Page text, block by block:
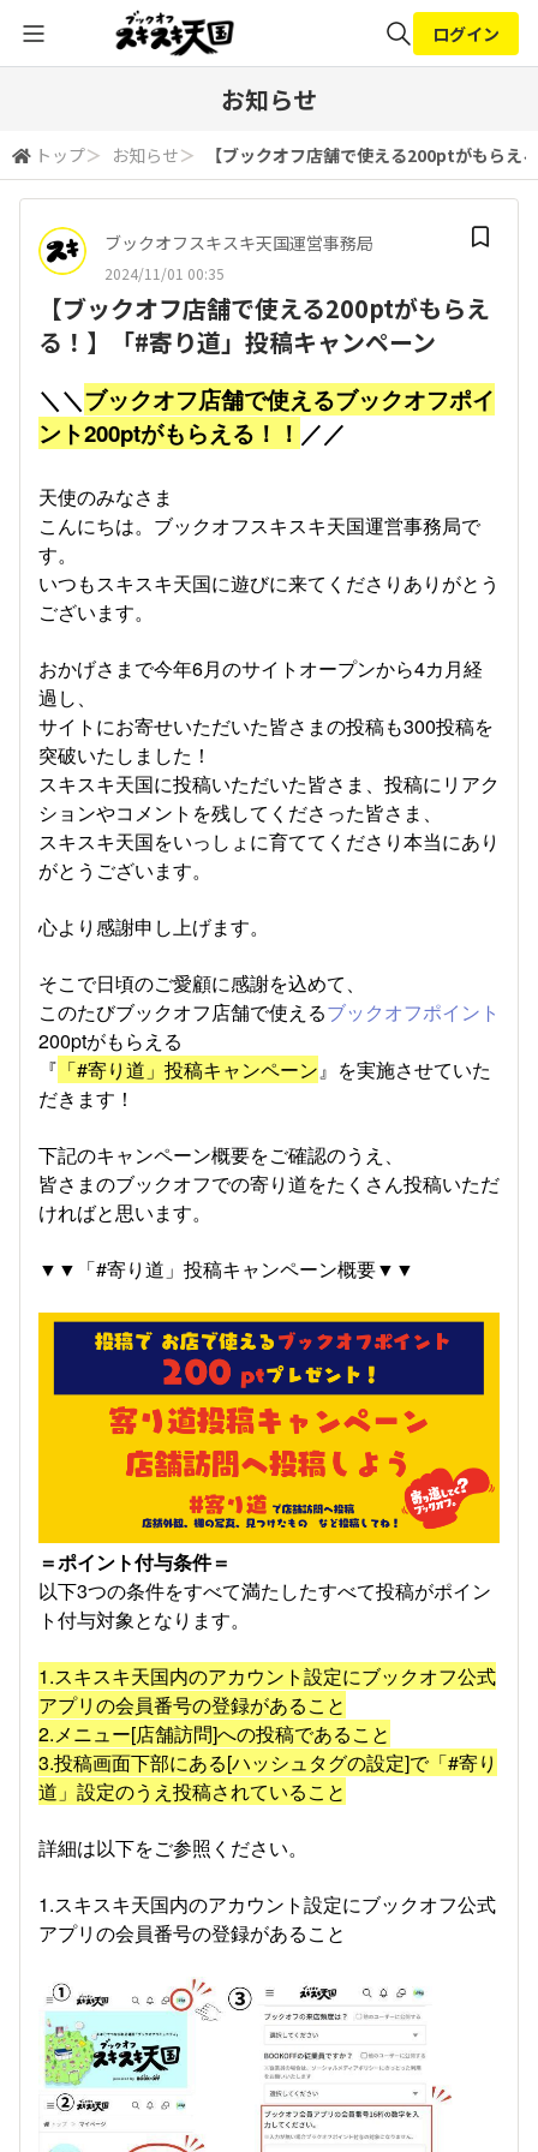
検索
ログイン
お知らせ
トップ＞ お知らせ＞ 【ブックオフ店舗で使える200ptがもらえ
ブックオフスキスキ天国運営事務局
2024/11/01 00:35
【ブックオフ店舗で使える200ptがもらえ
る！】「#寄り道」投稿キャンペーン
＼＼ブックオフ店舗で使えるブックオフポイ
ント200ptがもらえる！！ ／／
天使のみなさま
こんにちは。ブックオフスキスキ天国運営事務局で
す。
いつもスキスキ天国に遊びに来てくださりありがとう
ございます。
おかげさまで今年6月のサイトオープンから4カ月経
過し、
サイトにお寄せいただいた皆さまの投稿も300投稿を
突破いたしました！
スキスキ天国に投稿いただいた皆さま、投稿にリアク
ションやコメントを残してくださった皆さま、
スキスキ天国をいっしょに育ててくださり本当にあり
がとうございます。
心より感謝申し上げます。
そこで日頃のご愛顧に感謝を込めて、
このたびブックオフ店舗で使えるブックオフポイント
200ptがもらえる
『 「#寄り道」投稿キャンペーン』を実施させていた
だきます！
下記のキャンペーン概要をご確認のうえ、
皆さまのブックオフでの寄り道をたくさん投稿いただ
ければと思います。
▼▼「#寄り道」投稿キャンペーン概要▼▼
＝ポイント付与条件＝
以下3つの条件をすべて満たしたすべて投稿がポイン
ト付与対象となります。
1.スキスキ天国内のアカウント設定にブックオフ公式
アプリの会員番号の登録があること
2.メニュー[店舗訪問]への投稿であること
3.投稿画面下部にある[ハッシュタグの設定]で「#寄り
道」設定のうえ投稿されていること
詳細は以下をご参照ください。
1.スキスキ天国内のアカウント設定にブックオフ公式
アプリの会員番号の登録があること